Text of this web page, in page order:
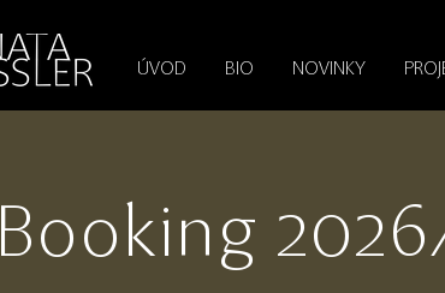
ÚVOD BIO NOVINKY
Booking